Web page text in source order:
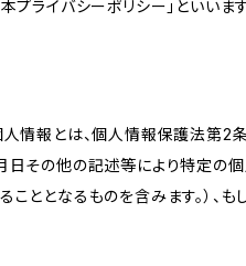
プライバシーポリシー」といいま
人情報とは、個人情報保護法第
日その他の記述等により特定の
ととなるものを含みます。）、